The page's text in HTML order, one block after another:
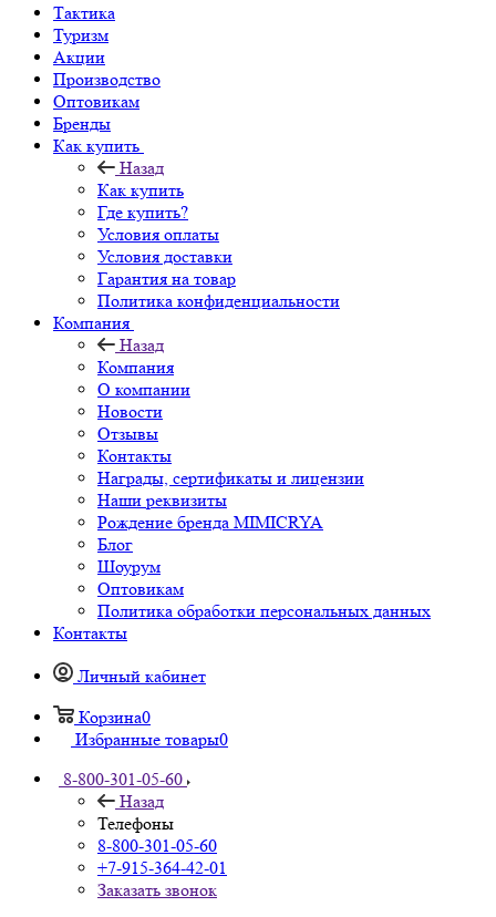
Тактика
Туризм
Акции
Производство
Оптовикам
Бренды
Как купить
Назад
Как купить
Где купить?
Условия оплаты
Условия доставки
Гарантия на товар
Политика конфиденциальности
Компания
Назад
Компания
О компании
Новости
Отзывы
Контакты
Награды, сертификаты и лицензии
Наши реквизиты
Рождение бренда MIMICRYA
Блог
Шоурум
Оптовикам
Политика обработки персональных данных
Контакты
Личный кабинет
Корзина0
Избранные товары0
8-800-301-05-60
Назад
Телефоны
8-800-301-05-60
+7-915-364-42-01
Заказать звонок